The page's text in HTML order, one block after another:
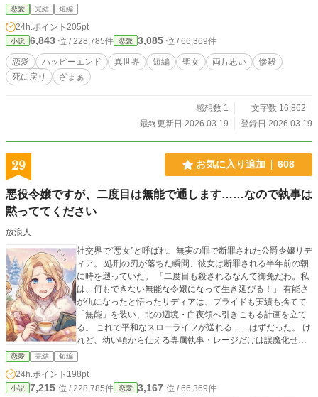
成立する。→ 噛みつきが必須。 •一度成立すると相手以外を
消されたオメガは、肉体的精神的なダメージを受け廃人にな
るケースも。 ● 番候補（本作独自設定） ・番の前段階。アル
ファとオメガが性交することで成立する軽微な繋がり状態。
・基本的には番状態と同じような欲求、生体反応を示すが、
物理的な距離が二人の間に生じれば繋がりは消える。 ● 運命
い関係を指す概念。魂の番とも呼ばれる。 ・本能・生理・心
理・精神の結びつきを包括するため、通常の恋愛関係とは次
ます。 ・niji•journey様のAI絵です。
恋愛 完結 短編
24h.ポイント 205pt
小説 6,843 位 / 228,785件 恋愛 3,085 位 / 66,369件
恋愛 ハッピーエンド 異世界 短編 聖女 両片思い
惨殺
死に戻り
ざまぁ
感想数 1
文字数 16,862
最終更新日 2026.03.19
登録日 2026.03.19
29 お気に入り追加 608
悪役令嬢ですが、二度目は無能で通します……なので執事は
黙っててください
放浪人
社交界で“悪女”と呼ばれ、無実の罪で断罪された公爵令嬢リデ
ィア。 処刑の刃が落ちた瞬間、彼女は断罪される半年前の朝
に時を遡っていた。 「二度目も殺されるなんて御免だわ。私
は、何もできない無能な令嬢になって生き延びる！」 有能さ
が仇になったと悟ったリディアは、プライドも実績も捨てて
「無能」を装い、北の辺境・白夜領へ引きこもる計画を立て
る。 これで平和なスローライフが送れる……はずだった。 け
れど、幼い頃から仕える専属執事・レージだけは誤魔化せな
い。 彼はリディアの嘘を最初から見抜いているくせに、涼し
い顔で「無能な主人」を完璧に演じさせてくれないのだ。
「黙っててと言いましたよね？」 「ええ。ですから黙って、
あなたが快適に過ごせるよう裏ですべて処理しておきまし
恋愛 完結 短編
24h.ポイント 198pt
小説 7,215 位 / 228,785件 恋愛 3,167 位 / 66,369件